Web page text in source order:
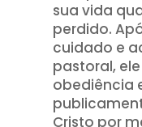
sua vida
perdido.
cuidado e
pastoral,
obediência
Cristo por